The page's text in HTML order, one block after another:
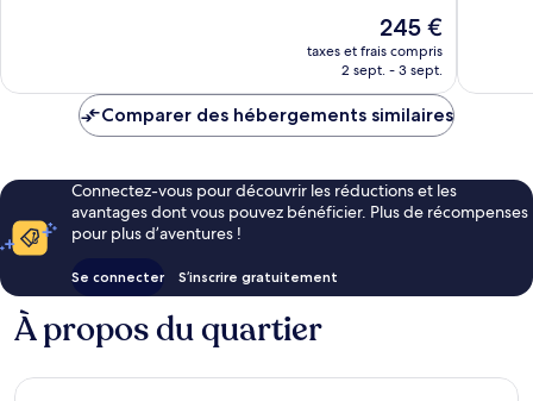
Le
nouveau
prix
de
245 €
taxes et frais compris
2 sept. - 3 sept.
Comparer des hébergements similaires
Connectez-vous pour découvrir les réductions et les
avantages dont vous pouvez bénéficier. Plus de récompenses
pour plus d’aventures !
Se connecter S’inscrire gratuitement
À propos du quartier